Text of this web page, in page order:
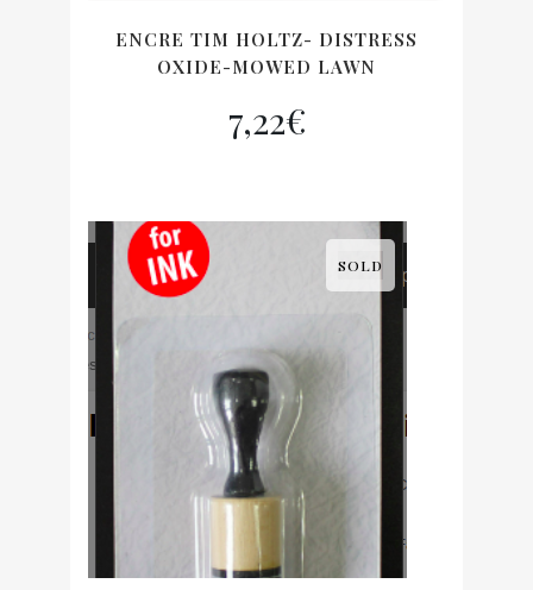
ENCRE TIM HOLTZ- DISTRESS
OXIDE-MOWED LAWN
7,22€
SOLD